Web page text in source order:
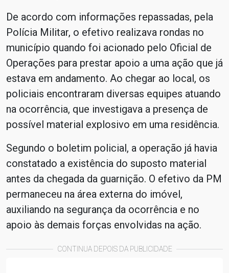
De acordo com informações repassadas, pela
Polícia Militar, o efetivo realizava rondas no
município quando foi acionado pelo Oficial de
Operações para prestar apoio a uma ação que já
estava em andamento. Ao chegar ao local, os
policiais encontraram diversas equipes atuando
na ocorrência, que investigava a presença de
possível material explosivo em uma residência.
Segundo o boletim policial, a operação já havia
constatado a existência do suposto material
antes da chegada da guarnição. O efetivo da PM
permaneceu na área externa do imóvel,
auxiliando na segurança da ocorrência e no
apoio às demais forças envolvidas na ação.
CONTINUA DEPOIS DA PUBLICIDADE